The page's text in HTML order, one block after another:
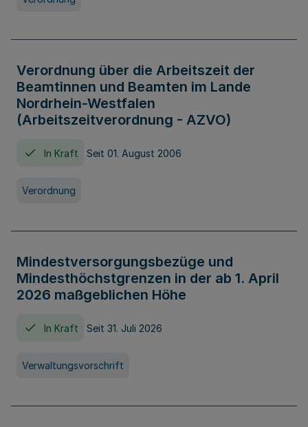
Verordnung über die Arbeitszeit der
Beamtinnen und Beamten im Lande
Nordrhein-Westfalen
(Arbeitszeitverordnung - AZVO)
In Kraft Seit 01. August 2006
Verordnung
Mindestversorgungsbezüge und
Mindesthöchstgrenzen in der ab 1. April
2026 maßgeblichen Höhe
In Kraft Seit 31. Juli 2026
Verwaltungsvorschrift